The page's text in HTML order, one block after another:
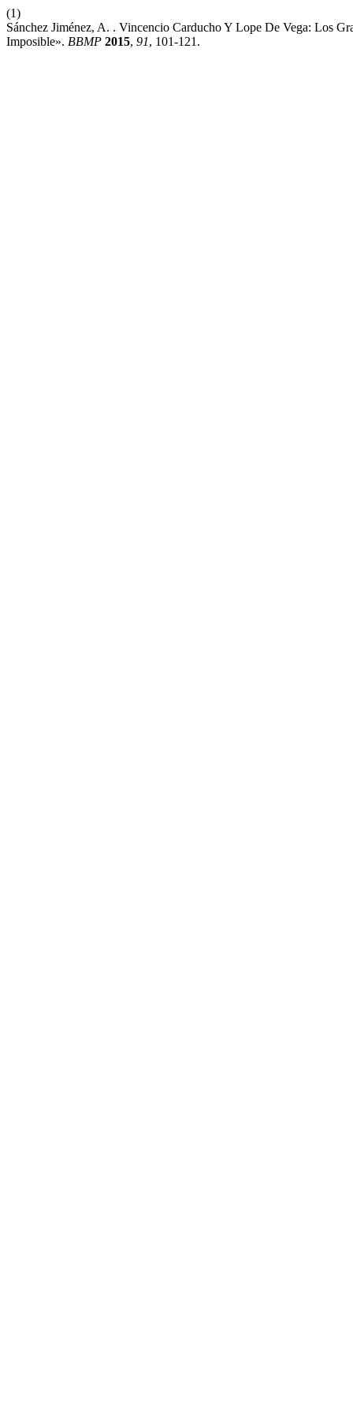
(1)
Sánchez Jiménez, A. . Vincencio Carducho Y Lope De Vega: Los
Imposible». BBMP 2015, 91, 101-121.